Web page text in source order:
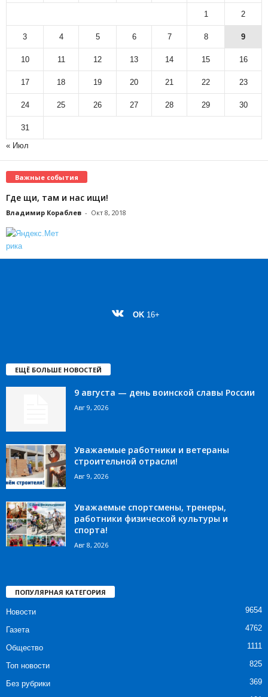
1 2
3 4 5 6 7 8 9
10 11 12 13 14 15 16
17 18 19 20 21 22 23
24 25 26 27 28 29 30
31
« Июл
Важные события
Где щи, там и нас ищи!
Владимир Кораблев - Окт 8, 2018
OK 16+
ЕЩЁ БОЛЬШЕ НОВОСТЕЙ
9 августа — день воинской славы России
Авг 9, 2026
Уважаемые работники и ветераны
строительной отрасли!
Авг 9, 2026
Уважаемые спортсмены, тренеры,
работники физической культуры и
спорта!
Авг 8, 2026
ПОПУЛЯРНАЯ КАТЕГОРИЯ
Новости 9654
Газета 4762
Общество 1111
Топ новости 825
Без рубрики 369